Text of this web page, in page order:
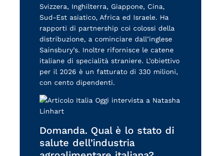
Svizzera, Inghilterra, Giappone, Cina,
Sud-Est asiatico, Africa ed Israele. Ha
rapporti di partnership coi colossi della
distribuzione, a cominciare dall’inglese
Sainsbury’s. Inoltre rifornisce le catene
italiane di specialità straniere. L’obiettivo
per il 2026 è un fatturato di 330 milioni,
con cento dipendenti.
Domanda. Qual è lo stato di
salute dell’industria